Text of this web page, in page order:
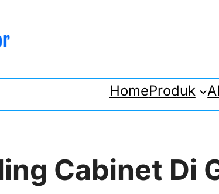
HomeProduk
Cabinet Di